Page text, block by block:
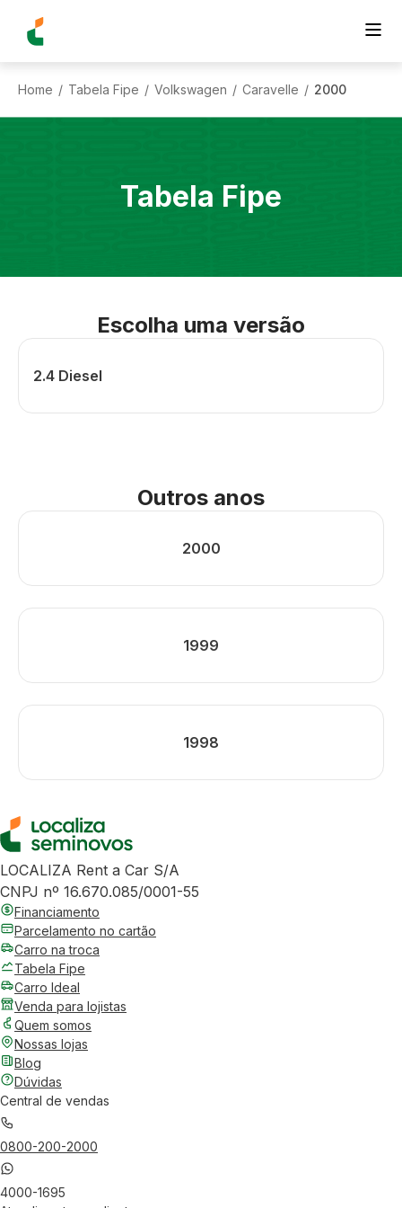
Home / Tabela Fipe / Volkswagen / Caravelle / 2000
Tabela Fipe
Escolha uma versão
2.4 Diesel
Outros anos
2000
1999
1998
LOCALIZA Rent a Car S/A
CNPJ nº 16.670.085/0001-55
Financiamento
Parcelamento no cartão
Carro na troca
Tabela Fipe
Carro Ideal
Venda para lojistas
Quem somos
Nossas lojas
Blog
Dúvidas
Central de vendas
0800-200-2000
4000-1695